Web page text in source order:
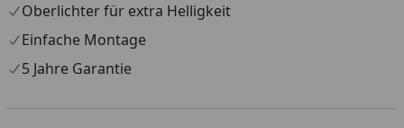
Oberlichter für extra Helligkeit
Einfache Montage
5 Jahre Garantie